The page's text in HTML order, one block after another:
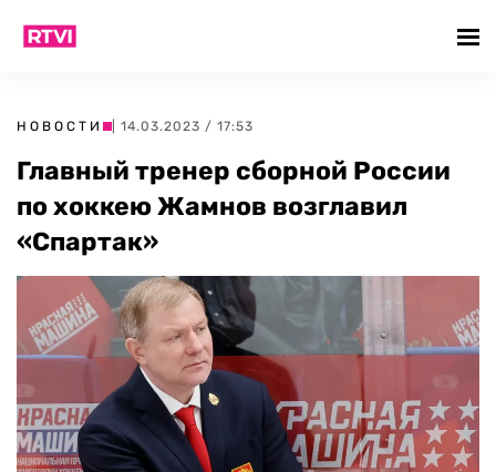
НОВОСТИ | 14.03.2023 / 17:53
Главный тренер сборной России
по хоккею Жамнов возглавил
«Спартак»